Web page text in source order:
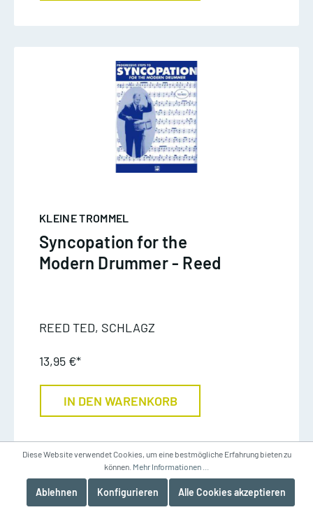
KLEINE TROMMEL
Syncopation for the
Modern Drummer - Reed
REED TED, SCHLAGZ
13,95 €*
IN DEN WARENKORB
Diese Website verwendet Cookies, um eine bestmögliche Erfahrung bieten zu
können. Mehr Informationen ...
Ablehnen Konfigurieren Alle Cookies akzeptieren